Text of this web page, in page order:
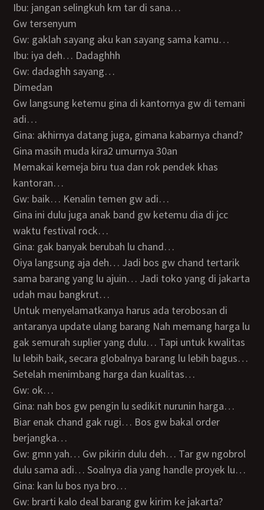
Ibu: jangan selingkuh km tar di sana…
Gw tersenyum
Gw: gaklah sayang aku kan sayang sama kamu…
Ibu: iya deh… Dadaghhh
Gw: dadaghh sayang…
Dimedan
Gw langsung ketemu gina di kantornya gw di temani
adi…
Gina: akhirnya datang juga, gimana kabarnya chand?
Gina masih muda kira2 umurnya 30an
Memakai kemeja biru tua dan rok pendek khas
kantoran…
Gw: baik… Kenalin temen gw adi…
Gina ini dulu juga anak band gw ketemu dia di jcc
waktu festival rock…
Gina: gak banyak berubah lu chand…
Oiya langsung aja deh… Jadi bos gw chand tertarik
sama barang yang lu ajuin… Jadi toko yang di jakarta
udah mau bangkrut…
Untuk menyelamatkanya harus ada terobosan di
antaranya update ulang barang Nah memang harga lu
gak semurah suplier yang dulu… Tapi untuk kwalitas
lu lebih baik, secara globalnya barang lu lebih bagus…
Setelah menimbang harga dan kualitas…
Gw: ok…
Gina: nah bos gw pengin lu sedikit nurunin harga…
Biar enak chand gak rugi… Bos gw bakal order
berjangka…
Gw: gmn yah… Gw pikirin dulu deh… Tar gw ngobrol
dulu sama adi… Soalnya dia yang handle proyek lu…
Gina: kan lu bos nya bro…
Gw: brarti kalo deal barang gw kirim ke jakarta?